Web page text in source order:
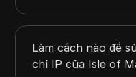
94.125.57.0
Làm cách nào để
chỉ IP của Isle of